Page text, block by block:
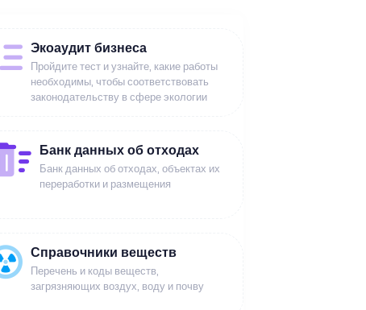
Экоаудит бизнеса
Пройдите тест и узнайте, какие работы
необходимы, чтобы соответствовать
законодательству в сфере экологии
Банк данных об отходах
Банк данных об отходах, объектах их
переработки и размещения
Справочники веществ
Перечень и коды веществ,
загрязняющих воздух, воду и почву